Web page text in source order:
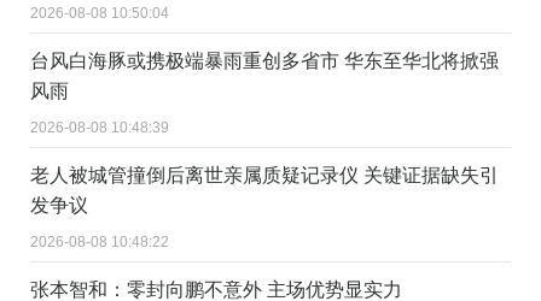
2026-08-08 10:50:04
台风白海豚或携极端暴雨重创多省市 华东至华北将掀强
风雨
2026-08-08 10:48:39
老人被城管撞倒后离世亲属质疑记录仪 关键证据缺失引
发争议
2026-08-08 10:48:22
张本智和：零封向鹏不意外 主场优势显实力